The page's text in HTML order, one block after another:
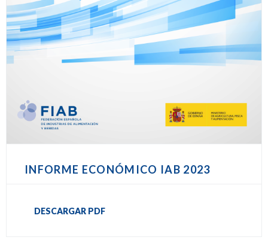
INFORME ECONÓMICO IAB 2023
DESCARGAR PDF